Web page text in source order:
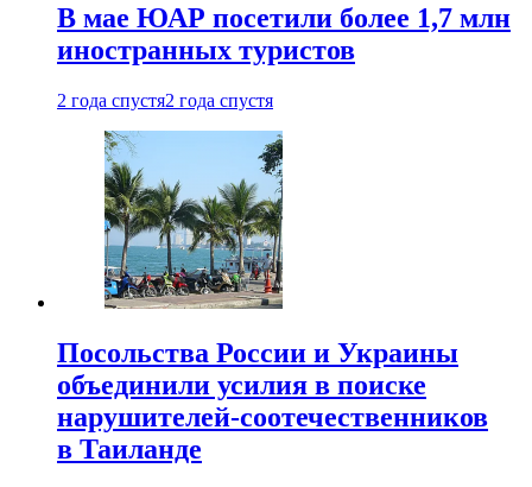
В мае ЮАР посетили более 1,7 млн
иностранных туристов
2 года спустя2 года спустя
Посольства России и Украины
объединили усилия в поиске
нарушителей-соотечественников
в Таиланде